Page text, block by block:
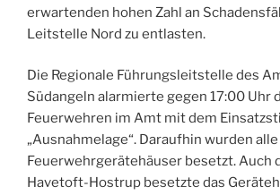
erwartenden hohen Zahl an
Leitstelle Nord zu entlasten.
Die Regionale Führungsleitstelle des
Südangeln alarmierte gegen 17:00 Uhr
Feuerwehren im Amt mit dem
„Ausnahmelage“. Daraufhin wurden alle
Feuerwehrgerätehäuser besetzt. Auch
Havetoft-Hostrup besetzte das